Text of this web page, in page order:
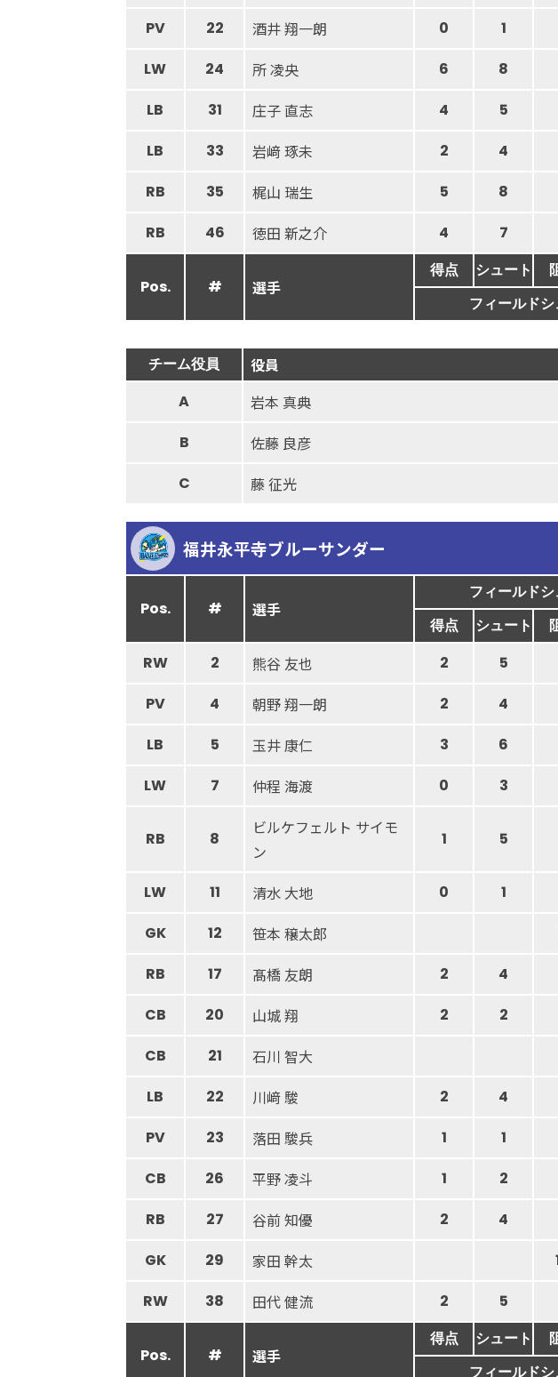
PV 22 酒井 翔一朗 0
1
LW
24 所 凌央 6
8
LB
31 庄子 直志 4
5
LB
33 岩﨑 琢未 2 4
RB
35 梶山 瑞生 5
8
RB
46 徳田 新之介 4 7
Pos. # 選手
得点 シュート
フィールドシ
チーム役員 役員
A
岩本 真典
B 佐藤 良彦
C 藤 征光
福井永平寺ブルーサンダー
Pos. # 選手
フィールドシ
得点
シュート
RW
2 熊谷 友也 2 5
PV
4 朝野 翔一朗 2
4
LB
5 玉井 康仁 3
6
LW
7 仲程 海渡 0 3
RB 8
ビルケフェルト サイモ
ン
1 5
LW 11 清水 大地 0
1
GK
12 笹本 穣太郎
RB
17 髙橋 友朗 2
4
CB
20 山城 翔 2
2
CB
21 石川 智大
LB 22 川﨑 駿 2 4
PV
23 落田 駿兵 1
1
CB
26 平野 凌斗 1
2
RB
27 谷前 知優 2
4
GK
29 家田 幹太
RW
38 田代 健流 2 5
Pos. # 選手
得点 シュート
フィールドシ